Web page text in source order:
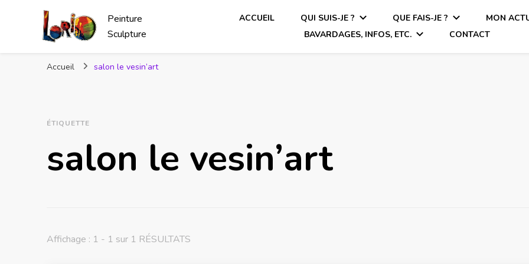
Peinture
Sculpture
ACCUEIL QUI SUIS-JE ? QUE FAIS-JE ?
MON
BAVARDAGES, INFOS, ETC.
CONTACT
Accueil salon le vesin’art
ÉTIQUETTE
salon le vesin’art
Affichage : 1 - 1 sur 1 RÉSULTATS